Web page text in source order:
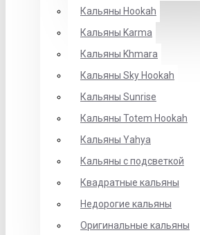
Кальяны Hookah
Кальяны Karma
Кальяны Khmara
Кальяны Sky Hookah
Кальяны Sunrise
Кальяны Totem Hookah
Кальяны Yahya
Кальяны с подсветкой
Квадратные кальяны
Недорогие кальяны
Оригинальные кальяны